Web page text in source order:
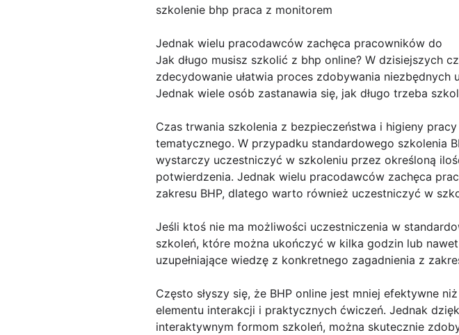
szkolenie bhp praca z monitorem
Jednak wielu pracodawców zachęca pracowników do
Jak długo musisz szkolić z bhp online? W dzisiejszych
zdecydowanie ułatwia proces zdobywania
Jednak wiele osób zastanawia się, jak długo trzeba
Czas trwania szkolenia z bezpieczeństwa i higieny
tematycznego. W przypadku standardowego szkolenia
wystarczy uczestniczyć w szkoleniu przez określoną
potwierdzenia. Jednak wielu pracodawców zachęca
zakresu BHP, dlatego warto również uczestniczyć w
Jeśli ktoś nie ma możliwości uczestniczenia w
szkoleń, które można ukończyć w kilka godzin lub
uzupełniające wiedzę z konkretnego zagadnienia z
Często słyszy się, że BHP online jest mniej efektywne
elementu interakcji i praktycznych ćwiczeń. Jednak
interaktywnym formom szkoleń, można skutecznie